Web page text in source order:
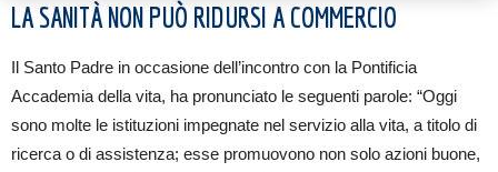
LA SANITÀ NON PUÒ RIDURSI A COMMERCIO
Il Santo Padre in occasione dell’incontro con la Pontificia
Accademia della vita, ha pronunciato le seguenti parole: “Oggi
sono molte le istituzioni impegnate nel servizio alla vita, a titolo di
ricerca o di assistenza; esse promuovono non solo azioni buone,